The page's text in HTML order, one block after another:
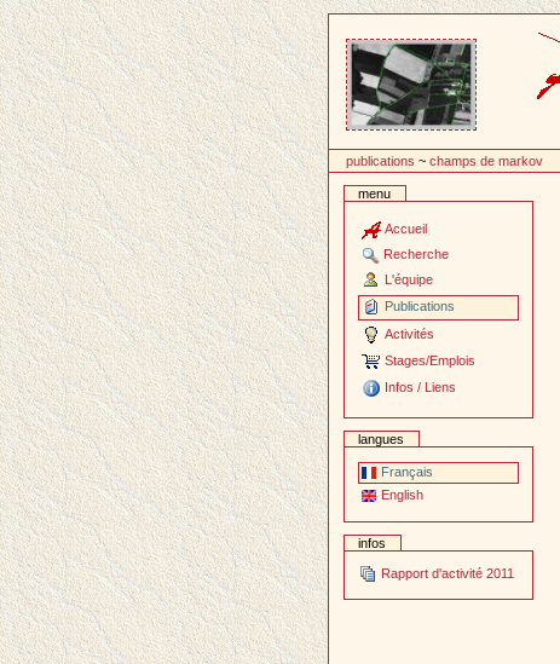
contenu
publications ~champs de markov
menu
Accueil
Recherche
L'équipe
Publications
Activités
Stages/Emplois
Infos / Liens
langues
Français
English
infos
Rapport d'activité 2011